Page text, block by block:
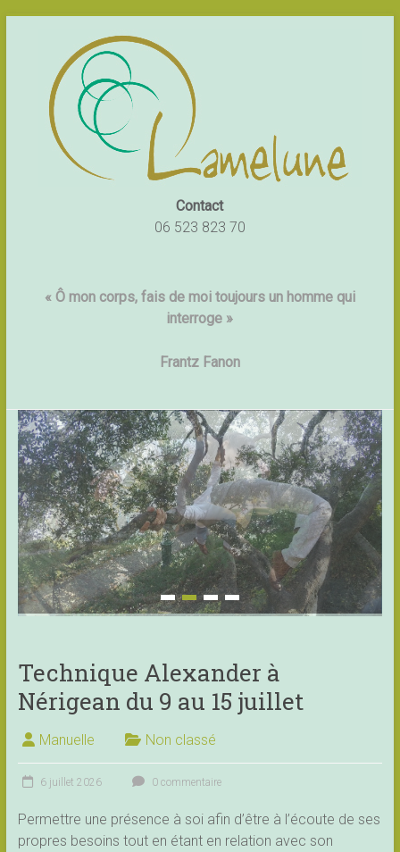
Contact
06 523 823 70
« Ô mon corps, fais de moi toujours un homme qui
interroge »
Frantz Fanon
Technique Alexander à
Nérigean du 9 au 15 juillet
Manuelle Non classé
6 juillet 2026 0 commentaire
Permettre une présence à soi afin d’être à l’écoute de ses
propres besoins tout en étant en relation avec son